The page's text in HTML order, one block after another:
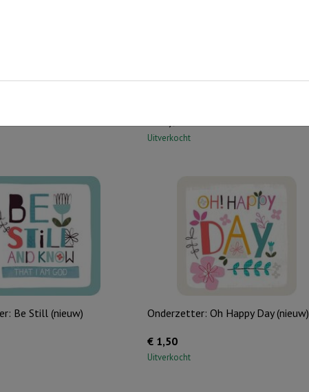
Uitverkocht
Be Still (nieuw) Onderzetter: Oh Happy Day (nieuw)
€1,50
Uitverkocht